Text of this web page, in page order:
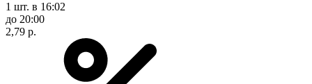
1 шт. в 16:02
до 20:00
2,79 р.